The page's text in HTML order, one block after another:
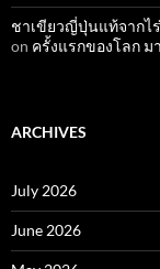
ชาเขียวญี่ปุ่นแท้จากไ
on ครั้งแรกของโลก
ARCHIVES
July 2026
June 2026